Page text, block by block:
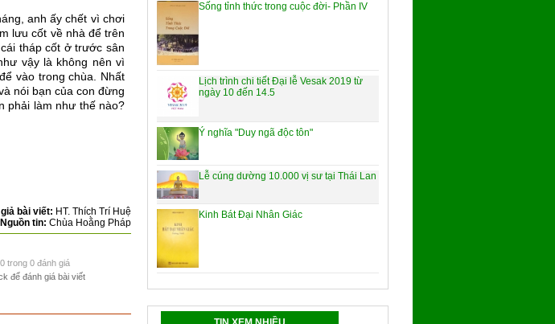
anh ấy chết vì chơi
lưu cốt về nhà để trên
tháp cốt ở trước sân
vậy là không nên vì
vào trong chùa. Nhất
nói bạn của con đừng
phải làm như thế nào?
bài viết: HT. Thích Trí Huệ
Nguồn tin: Chùa Hoằng Pháp
trong 0 đánh giá
để đánh giá bài viết
Sống tỉnh thức trong cuộc đời- Phần IV
Lịch trình chi tiết Đại lễ Vesak 2019 từ
ngày 10 đến 14.5
Ý nghĩa "Duy ngã độc tôn"
Lễ cúng dường 10.000 vị sư tại Thái Lan
Kinh Bát Đại Nhân Giác